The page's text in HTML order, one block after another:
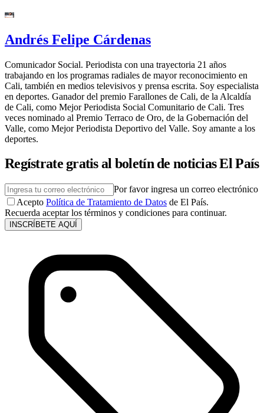
Andrés Felipe Cárdenas
Comunicador Social. Periodista con una trayectoria 21 años
trabajando en los programas radiales de mayor reconocimiento en
Cali, también en medios televisivos y prensa escrita. Soy especialista
en deportes. Ganador del premio Farallones de Cali, de la Alcaldía
de Cali, como Mejor Periodista Social Comunitario de Cali. Tres
veces nominado al Premio Terraco de Oro, de la Gobernación del
Valle, como Mejor Periodista Deportivo del Valle. Soy amante a los
deportes.
Regístrate gratis al boletín de noticias El País
Por favor ingresa un correo electrónico
Acepto Política de Tratamiento de Datos de El País.
Recuerda aceptar los términos y condiciones para continuar.
INSCRÍBETE AQUÍ